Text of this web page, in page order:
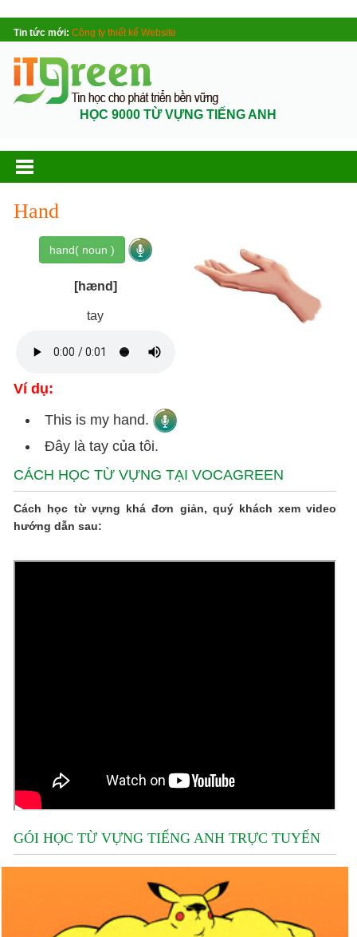
Tin tức mới: Công ty thiết kế Website
HỌC 9000 TỪ VỰNG TIẾNG ANH
Hand
hand( noun )
[hænd]
tay
Ví dụ:
This is my hand.
Đây là tay của tôi.
CÁCH HỌC TỪ VỰNG TẠI VOCAGREEN
Cách học từ vựng khá đơn giản, quý khách xem video
hướng dẫn sau:
GÓI HỌC TỪ VỰNG TIẾNG ANH TRỰC TUYẾN